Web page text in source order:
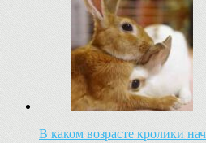
В каком возрасте кролики